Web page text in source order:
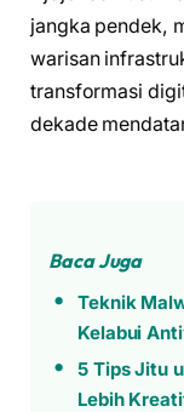
jangka pendek,
warisan
transformasi
dekade
Baca Juga
Teknik
Kelabui
5 Tips Jitu
Lebih